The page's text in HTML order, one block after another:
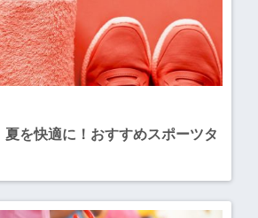
夏を快適に！おすすめスポーツタ